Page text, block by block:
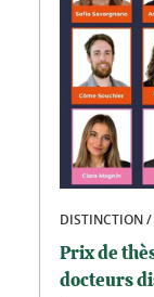
DISTINCTION /
Prix de
docteurs